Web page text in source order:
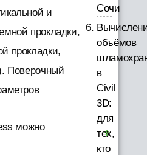
и
прокладки,
прокладки,
Поверочный
можно
Сочи
объёмов
в
Civil
3D:
для
тех,
кто